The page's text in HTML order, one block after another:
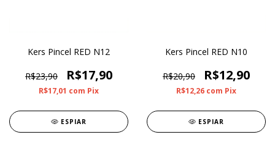
Kers Pincel RED N12
R$23,90 R$17,90
R$17,01 com Pix
ESPIAR
Kers Pincel RED N10
R$20,90 R$12,90
R$12,26 com Pix
ESPIAR